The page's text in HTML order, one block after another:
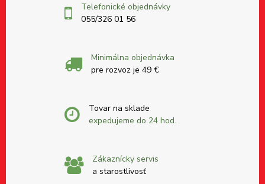
Telefonické objednávky
055/326 01 56
Minimálna objednávka
pre rozvoz je 49 €
Tovar na sklade
expedujeme do 24 hod.
Zákaznícky servis
a starostlivosť